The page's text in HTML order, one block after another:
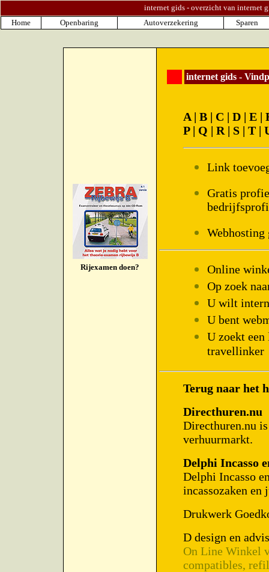
internet gids - overzicht van internet
Home
Openbaring Autoverzekering Sparen
Rijexamen doen?
internet gids -
A| B | C | D | E |
P| Q | R | S | T |
Link
Gratis
Webhosting
Online
Op zoek
U wilt
U bent
U zoekt
travellinker
Terug naar het
Directhuren.nu
Directhuren.nu
verhuurmarkt.
Delphi Incasso
Delphi Incasso
incassozaken en
Drukwerk
D design en
On Line Winkel
compatibles,